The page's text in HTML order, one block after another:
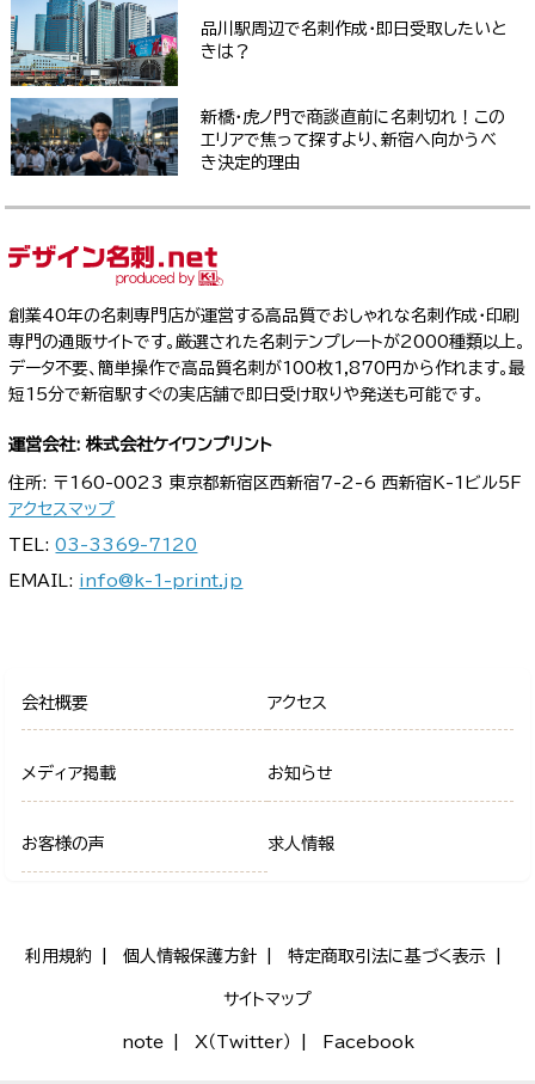
品川駅周辺で名刺作成・即日受取したいと
きは？
新橋・虎ノ門で商談直前に名刺切れ！この
エリアで焦って探すより、新宿へ向かうべ
き決定的理由
創業40年の名刺専門店が運営する高品質でおしゃれな名刺作成・印刷
専門の通販サイトです。厳選された名刺テンプレートが2000種類以上。
データ不要、簡単操作で高品質名刺が100枚1,870円から作れます。最
短15分で新宿駅すぐの実店舗で即日受け取りや発送も可能です。
運営会社: 株式会社ケイワンプリント
住所: 〒160-0023 東京都新宿区西新宿7-2-6 西新宿K-1ビル5F
アクセスマップ
TEL:03-3369-7120
EMAIL: info@k-1-print.jp
会社概要 アクセス
メディア掲載 お知らせ
お客様の声 求人情報
利用規約 個人情報保護方針 特定商取引法に基づく表示
サイトマップ
note X（Twitter） Facebook